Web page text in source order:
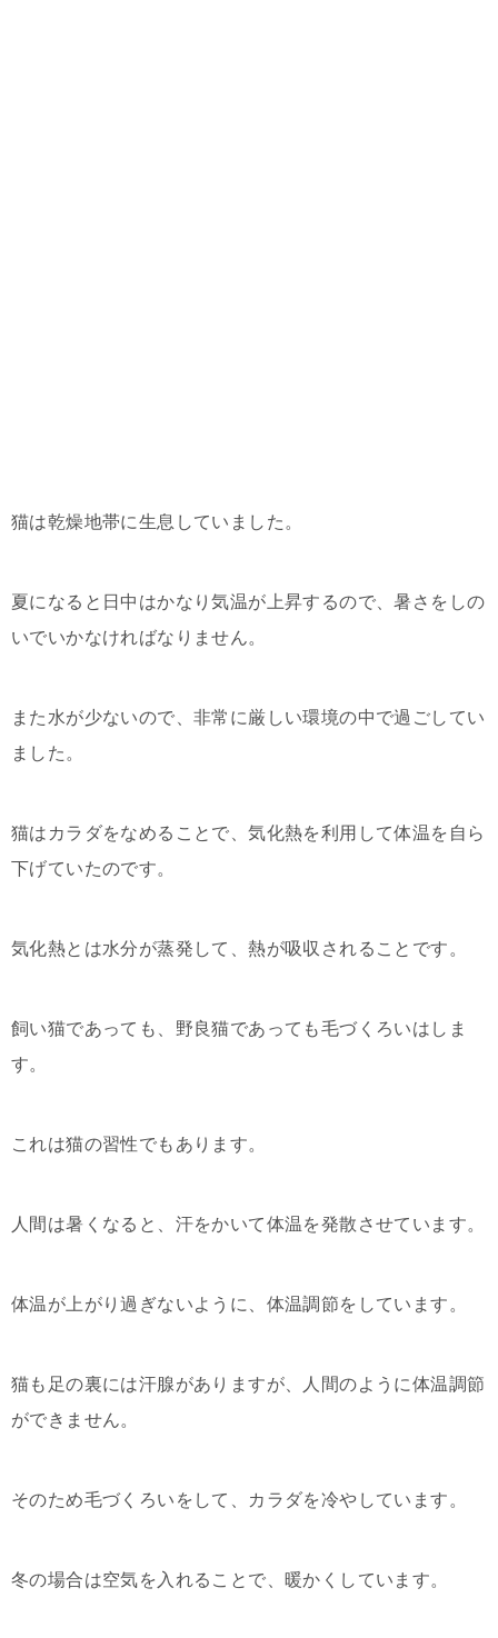
猫は乾燥地帯に生息していました。
夏になると日中はかなり気温が上昇するので、暑さをしの
いでいかなければなりません。
また水が少ないので、非常に厳しい環境の中で過ごしてい
ました。
猫はカラダをなめることで、気化熱を利用して体温を自ら
下げていたのです。
気化熱とは水分が蒸発して、熱が吸収されることです。
飼い猫であっても、野良猫であっても毛づくろいはしま
す。
これは猫の習性でもあります。
人間は暑くなると、汗をかいて体温を発散させています。
体温が上がり過ぎないように、体温調節をしています。
猫も足の裏には汗腺がありますが、人間のように体温調節
ができません。
そのため毛づくろいをして、カラダを冷やしています。
冬の場合は空気を入れることで、暖かくしています。